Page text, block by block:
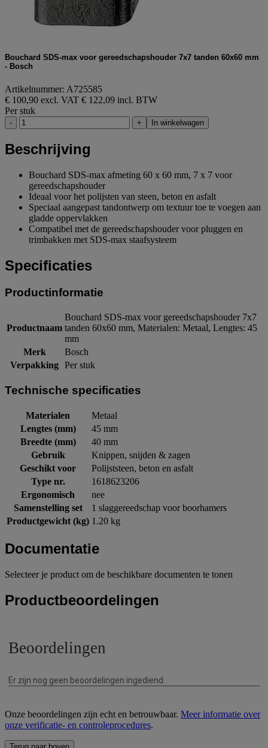
Bouchard SDS-max voor gereedschapshouder 7x7 tanden 60x60 mm
- Bosch
Artikelnummer: A725585
€ 100,90 excl. VAT € 122,09 incl. BTW
Per stuk
- + In winkelwagen
Beschrijving
Bouchard SDS-max afmeting 60 x 60 mm, 7 x 7 voor
gereedschapshouder
Ideaal voor het polijsten van steen, beton en asfalt
Speciaal aangepast tandontwerp om textuur toe te voegen aan
gladde oppervlakken
Compatibel met de gereedschapshouder voor pluggen en
trimbakken met SDS-max staafsysteem
Specificaties
Productinformatie
Productnaam
Bouchard SDS-max voor gereedschapshouder 7x7
tanden 60x60 mm, Materialen: Metaal, Lengtes: 45
mm
Merk
Bosch
Verpakking Per stuk
Technische specificaties
Materialen
Metaal
Lengtes (mm)
45 mm
Breedte (mm)
40 mm
Gebruik
Knippen, snijden & zagen
Geschikt voor
Polijststeen, beton en asfalt
Type nr.
1618623206
Ergonomisch
nee
Samenstelling set
1 slaggereedschap voor boorhamers
Productgewicht (kg) 1.20 kg
Documentatie
Selecteer je product om de beschikbare documenten te tonen
Productbeoordelingen
Onze beoordelingen zijn echt en betrouwbaar. Meer informatie over
onze verificatie- en controleprocedures.